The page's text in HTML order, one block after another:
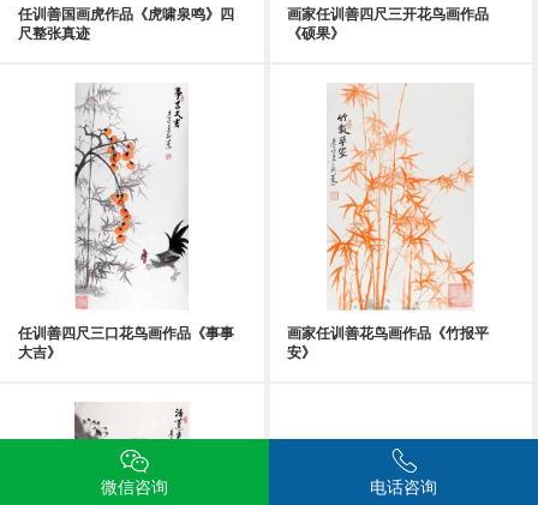
任训善国画虎作品《虎啸泉鸣》四
尺整张真迹
画家任训善四尺三开花鸟画作品
《硕果》
任训善四尺三口花鸟画作品《事事
大吉》
画家任训善花鸟画作品《竹报平
安》
微信咨询 电话咨询